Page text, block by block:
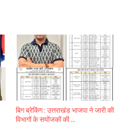
बिग ब्रेकिंग : उत्तराखंड भाजपा ने जारी की
विभागों के सयोंजकों की ...